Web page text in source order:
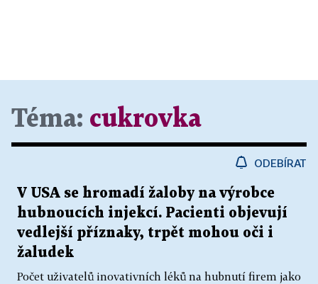
Téma: cukrovka
ODEBÍRAT
V USA se hromadí žaloby na výrobce
hubnoucích injekcí. Pacienti objevují
vedlejší příznaky, trpět mohou oči i
žaludek
Počet uživatelů inovativních léků na hubnutí firem jako